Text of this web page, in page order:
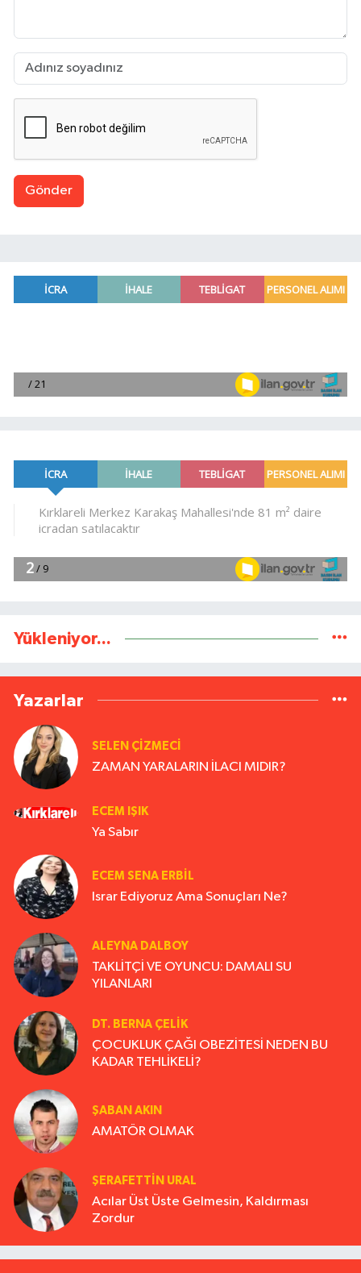
Gönder
Yükleniyor...
Yazarlar
SELEN ÇİZMECİ
ZAMAN YARALARIN İLACI MIDIR?
ECEM IŞIK
Ya Sabır
ECEM SENA ERBIL
Israr Ediyoruz Ama Sonuçları Ne?
ALEYNA DALBOY
TAKLİTÇİ VE OYUNCU: DAMALI SU
YILANLARI
DT. BERNA ÇELIK
ÇOCUKLUK ÇAĞI OBEZİTESİ NEDEN BU
KADAR TEHLİKELİ?
ŞABAN AKIN
AMATÖR OLMAK
ŞERAFETTIN URAL
Acılar Üst Üste Gelmesin, Kaldırması
Zordur